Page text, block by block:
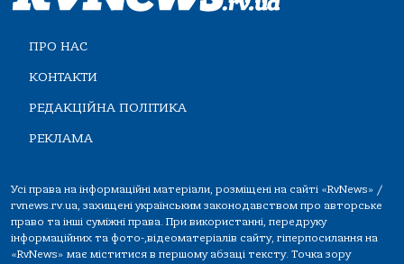
ПРО НАС
КОНТАКТИ
РЕДАКЦІЙНА ПОЛІТИКА
РЕКЛАМА
Усі права на інформаційні матеріали, розміщені на сайті «RvNews» /
rvnews.rv.ua, захищені українським законодавством про авторське
право та інші суміжні права. При використанні, передруку
інформаційних та фото-,відеоматеріалів сайту, гіперпосилання на
«RvNews» має міститися в першому абзаці тексту. Точка зору